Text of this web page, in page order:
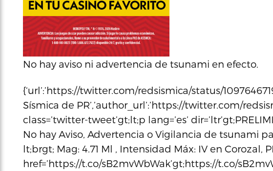
No hay aviso ni advertencia de tsunami en efecto.
{‘url’:’https://twitter.com/redsismica/status/
Sísmica de PR’,’author_url’:’https://twitter.com/
class=’twitter-tweet’gt;lt;p lang=’es’
No hay Aviso, Advertencia o Vigilancia de tsunami
lt;brgt; Mag: 4.71 Ml , Intensidad Máx: IV en Corozal,
href=’https://t.co/sB2mvWbWak’gt;https://t.co/